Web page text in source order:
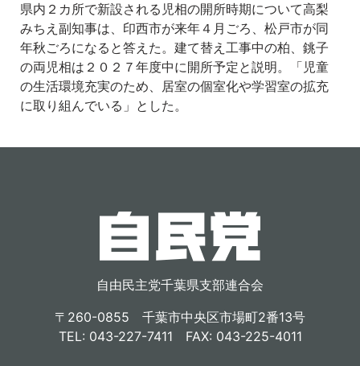
県内２カ所で新設される児相の開所時期について高梨
みちえ副知事は、印西市が来年４月ごろ、松戸市が同
年秋ごろになると答えた。建て替え工事中の柏、銚子
の両児相は２０２７年度中に開所予定と説明。「児童
の生活環境充実のため、居室の個室化や学習室の拡充
に取り組んでいる」とした。
自由民主党千葉県支部連合会
〒260-0855 千葉市中央区市場町2番13号
TEL: 043-227-7411 FAX: 043-225-4011